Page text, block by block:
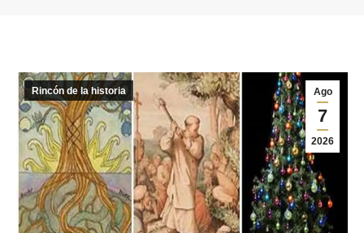
Ago
7
2026
Rincón de la historia